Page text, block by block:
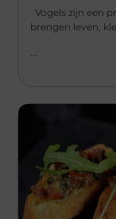
Vogels zijn een
brengen leven,
...